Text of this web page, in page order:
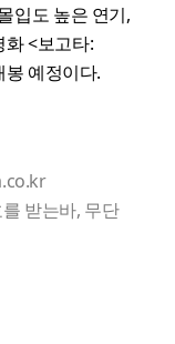
입도 높은 연기,
<보고타:
예정이다.
받는바, 무단